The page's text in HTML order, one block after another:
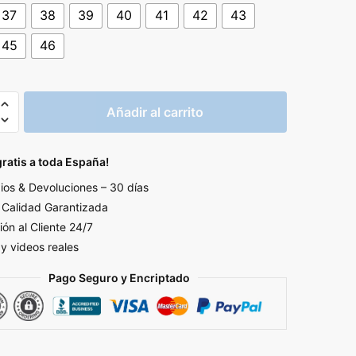
era:
119,99€.
es:
37 38 39 40 41 42
43
45 46
Añadir al carrito
a toda España!
& Devoluciones – 30 días
Garantizada
al Cliente 24/7
videos reales
Pago Seguro y Encriptado